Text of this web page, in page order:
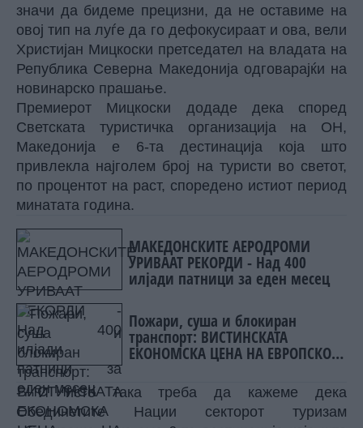
значи да бидеме прецизни, да не оставиме на
овој тип на луѓе да го дефокусираат и ова, вели
Христијан Мицкоски претседател на владата на
Република Северна Македонија одговарајќи на
новинарско прашање.
Премиерот Мицкоски додаде дека според
Светската туристичка организација на ОН,
Македонија е 6-та дестинација која што
привлекла најголем број на туристи во светот,
по процентот на раст, споредено истиот период
минатата година.
МАКЕДОНСКИТЕ АЕРОДРОМИ
УРИВААТ РЕКОРДИ - Над 400
илјади патници за еден месец
Пожари, суша и блокиран
транспорт: ВИСТИНСКАТА
ЕКОНОМСКА ЦЕНА НА ЕВРОПСКОТО
- И исто така треба да кажеме дека
Обединетите Нации секторот туризам